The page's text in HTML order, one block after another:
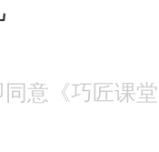
意《巧匠课